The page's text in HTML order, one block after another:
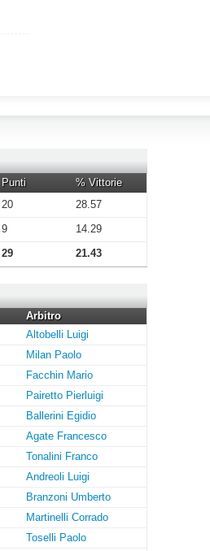
Punti
% Vittorie
20
28.57
9
14.29
29 21.43
Arbitro
Altobelli Luigi
Milan Paolo
Facchin Mario
Pairetto Pierluigi
Ballerini Egidio
Agate Francesco
Tonalini Franco
Andreoli Luigi
Branzoni Umberto
Martinelli Corrado
Toselli Paolo